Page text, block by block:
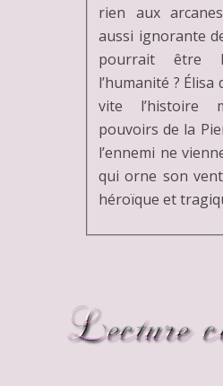
rien aux
aussi ignorante
pourrait être
l’humanité ?
vite l’histoire
pouvoirs de la
l’ennemi ne
qui orne son
héroïque et